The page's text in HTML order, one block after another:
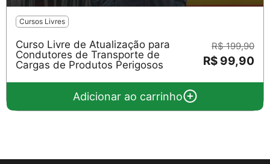
Cursos Livres
Curso Livre de Atualização para
Condutores de Transporte de
Cargas de Produtos Perigosos
R$ 199,90
R$ 99,90
Adicionar ao carrinho